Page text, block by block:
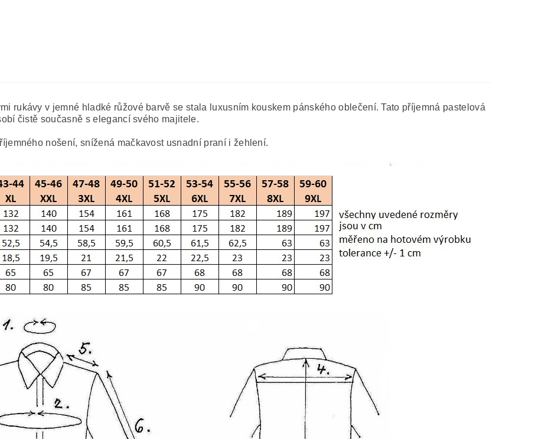
rukávy v jemné hladké růžové barvě se stala luxusním kouskem pánského oblečení. Tato příjemná pastelová
čistě současně s elegancí svého majitele.
nošení, snížená mačkavost usnadní praní i žehlení.